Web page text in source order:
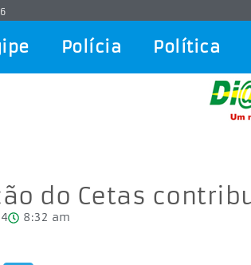
Polícia Política
do Cetas
8:32 am